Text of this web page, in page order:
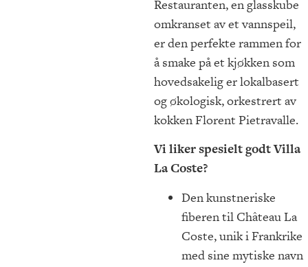
Restauranten, en glasskube
omkranset av et vannspeil,
er den perfekte rammen for
å smake på et kjøkken som
hovedsakelig er lokalbasert
og økologisk, orkestrert av
kokken Florent Pietravalle.
Vi liker spesielt godt Villa
La Coste?
Den kunstneriske
fiberen til Château La
Coste, unik i Frankrike
med sine mytiske navn